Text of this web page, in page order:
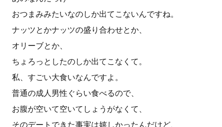
おつまみみたいなのしか出てこないんですね。
ナッツとかナッツの盛り合わせとか、
オリーブとか、
ちょろっとしたのしか出てこなくて。
私、すごい大食いなんですよ。
普通の成人男性ぐらい食べるので、
お腹が空いて空いてしょうがなくて、
そのデートできた事実は嬉しかったんだけど、